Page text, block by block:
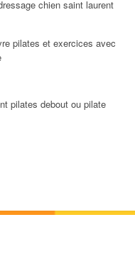
chien saint laurent
pilates et exercices avec
pilates debout ou pilate